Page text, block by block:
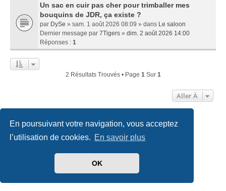
En poursuivant votre navigation, vous acceptez
l’utilisation de cookies. En savoir plus
OK
Un sac en cuir pas cher pour trimballer mes
bouquins de JDR, ça existe ?
par DySe » sam. 1 août 2026 08:09 » dans Le saloon
Dernier message par 7Tigers » dim. 2 août 2026 14:00
Réponses : 1
2 Résultats Trouvés • Page 1Sur 1
Aller À
Accueil Index du forum Nous contacter
phpBB-fr.com
created by INVENTEA & v12mike
Conditions